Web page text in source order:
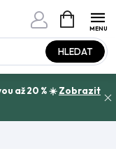
HLEDAT
KOŠÍK
až 20 % ☀️Zobrazit